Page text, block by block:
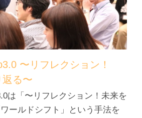
〜リフレクション！
返る〜
は「〜リフレクション！未来を
ールドシフト」という手法を